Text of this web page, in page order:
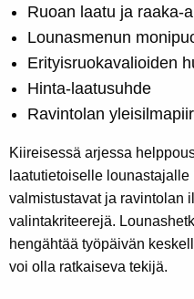
Ruoan laatu ja raaka-
Lounasmenun
Erityisruokavalioiden
Hinta-laatusuhde
Ravintolan
Kiireisessä arjessa
laatutietoiselle
valmistustavat ja ravintolan
valintakriteerejä.
hengähtää työpäivän
voi olla ratkaiseva tekijä.